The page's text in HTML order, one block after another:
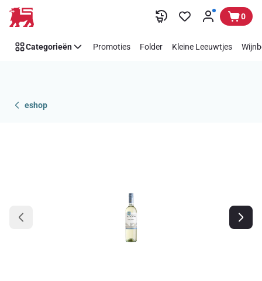
Overslaan 0
Categorieën Promoties Folder Kleine Leeuwtjes
eshop